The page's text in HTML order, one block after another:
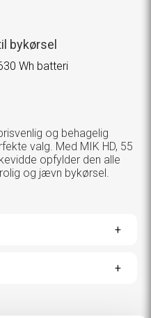
bykørsel
Wh batteri
og behagelig
valg. Med MIK HD, 55
opfylder den alle
og jævn bykørsel.